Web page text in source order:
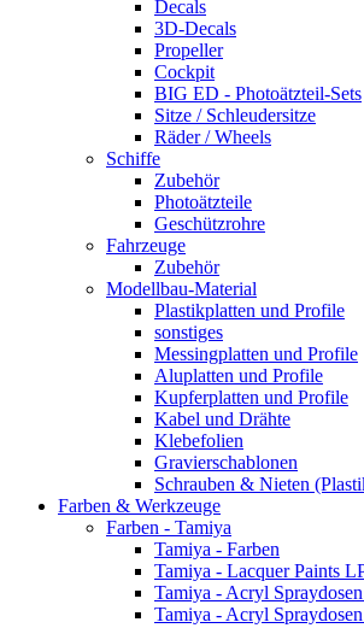
Decals
3D-Decals
Propeller
Cockpit
BIG ED - Photoätzteil-Sets
Sitze / Schleudersitze
Räder / Wheels
Schiffe
Zubehör
Photoätzteile
Geschützrohre
Fahrzeuge
Zubehör
Modellbau-Material
Plastikplatten und Profile
sonstiges
Messingplatten und Profile
Aluplatten und Profile
Kupferplatten und Profile
Kabel und Drähte
Klebefolien
Gravierschablonen
Schrauben & Nieten
Farben & Werkzeuge
Farben - Tamiya
Tamiya - Farben
Tamiya - Lacquer Paints
Tamiya - Acryl
Tamiya - Acryl